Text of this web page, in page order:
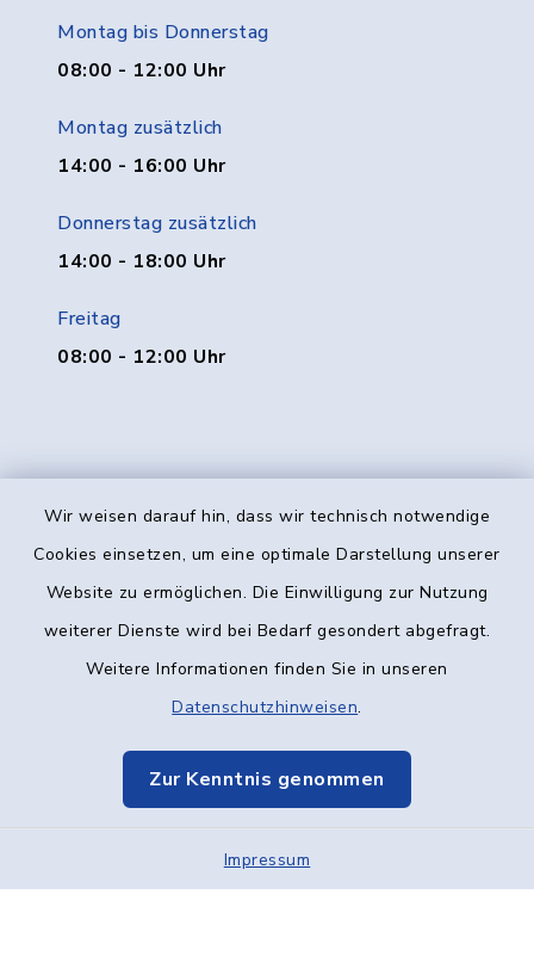
Wir weisen darauf hin, dass wir technisch notwendige
Cookies einsetzen, um eine optimale Darstellung unserer
Website zu ermöglichen. Die Einwilligung zur Nutzung
weiterer Dienste wird bei Bedarf gesondert abgefragt.
Weitere Informationen finden Sie in unseren
Datenschutzhinweisen.
Zur Kenntnis genommen
Impressum
Montag bis Donnerstag
08:00 - 12:00 Uhr
Montag zusätzlich
14:00 - 16:00 Uhr
Donnerstag zusätzlich
14:00 - 18:00 Uhr
Freitag
08:00 - 12:00 Uhr
Kontakt
Datenschutz
Elektronische Kommunikation
Sitemap